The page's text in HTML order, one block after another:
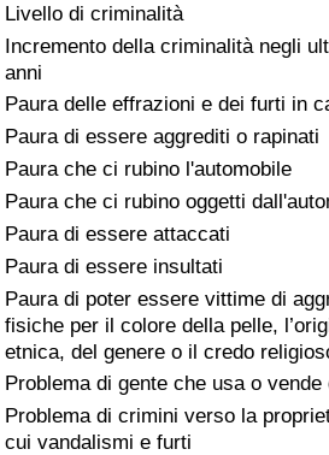
Livello di criminalità
Incremento della criminalità negli
anni
Paura delle effrazioni e dei furti in
Paura di essere aggrediti o rapinati
Paura che ci rubino l'automobile
Paura che ci rubino oggetti
Paura di essere attaccati
Paura di essere insultati
Paura di poter essere vittime di
fisiche per il colore della pelle,
etnica, del genere o il credo
Problema di gente che usa o vende
Problema di crimini verso la
cui vandalismi e furti
Indice della Criminalità
Indice di criminalità per paese
Assistenza Sanitaria
Indice dell’Assistenza Sanitaria
Indice dell’Assistenza Sanitaria
Indice dell’Assistenza Sanitaria per
Nazione
Inquinamento